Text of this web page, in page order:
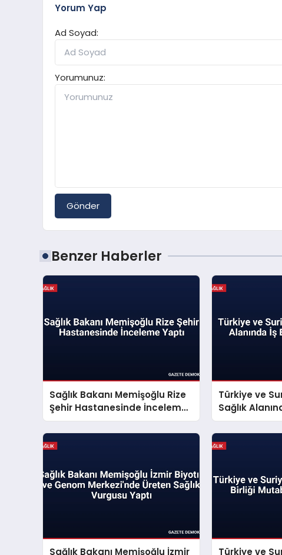
Yorum Yap
Ad Soyad:
Yorumunuz:
Gönder
Benzer Haberler
Sağlık Bakanı Memişoğlu Rize
Şehir Hastanesinde İnceleme
Yaptı
Türkiye ve
Sağlık
Anlaşması
Sağlık Bakanı Memişoğlu İzmir Türkiye ve